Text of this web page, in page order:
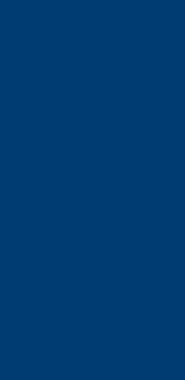
ofertam
é um formato do